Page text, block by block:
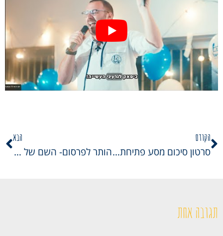
הקודם
סרטון סיכום מסע פתיחת שנה התשפ"ו ואירוע החלפת מזכלים
הבא
הותר לפרסום- השם של השבט החדש…
תגובה אחת